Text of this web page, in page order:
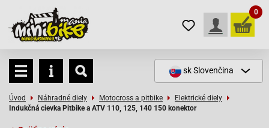
0
skSlovenčina
Úvod Náhradné diely Motocross a pitbike
Elektrické diely
Indukčná cievka Pitbike a ATV 110, 125, 140 150 konektor